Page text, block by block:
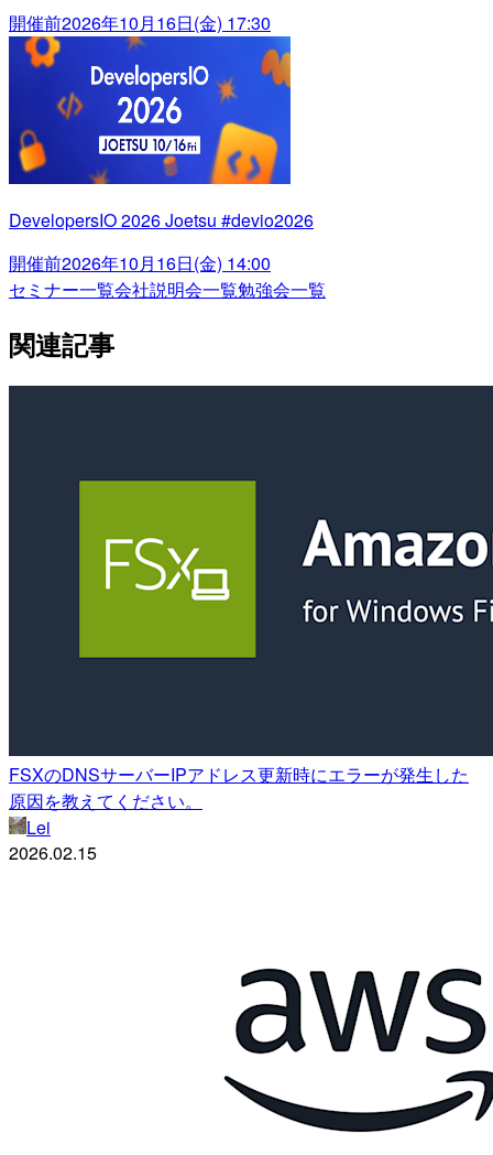
開催前2026年10月16日(金) 17:30
DevelopersIO 2026 Joetsu #devio2026
開催前2026年10月16日(金) 14:00
セミナー一覧会社説明会一覧勉強会一覧
関連記事
FSXのDNSサーバーIPアドレス更新時にエラーが発生した
原因を教えてください。
Lei
2026.02.15